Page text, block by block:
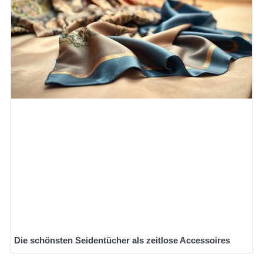
Die schönsten Seidentücher als zeitlose Accessoires